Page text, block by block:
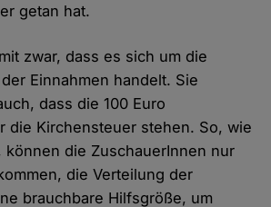
getan hat.
zwar, dass es sich um die
Einnahmen handelt. Sie
dass die 100 Euro
die Kirchensteuer stehen. So, wie
können die ZuschauerInnen nur
die Verteilung der
brauchbare Hilfsgröße, um